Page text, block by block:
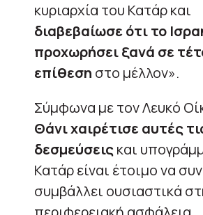
κυριαρχία του Κατάρ και
διαβεβαίωσε ότι το
προχωρήσει ξανά σε
επίθεση στο μέλλον».
Σύμφωνα με τον Λευκό
Θάνι χαιρέτισε αυτές
δεσμεύσειςκαι
Κατάρ είναι έτοιμο να
συμβάλλει ουσιαστικά